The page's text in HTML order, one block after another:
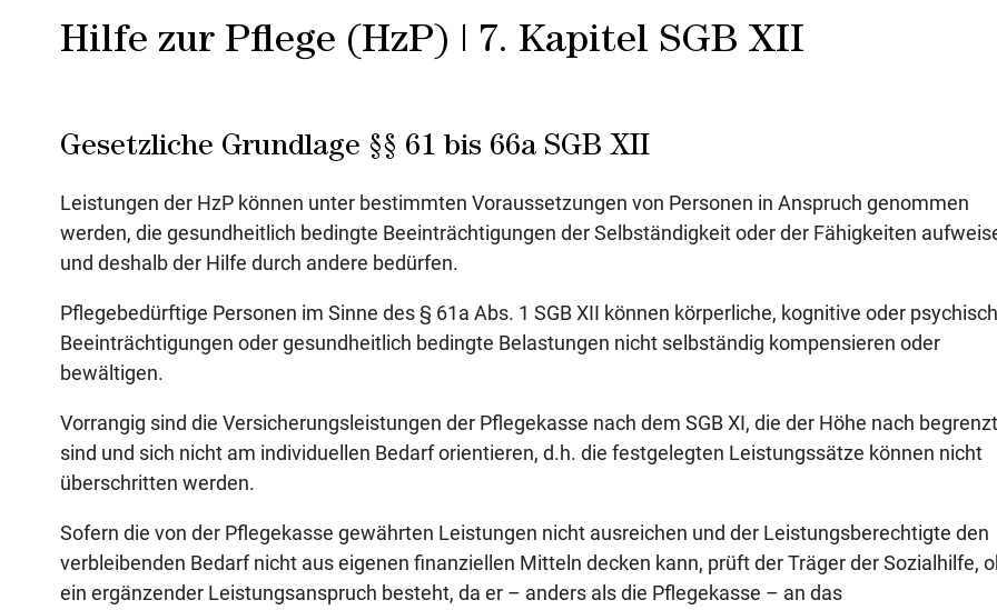
Hilfe zur Pflege (HzP) | 7. Kapitel SGB XII
Gesetzliche Grundlage §§ 61 bis 66a SGB XII
Leistungen der HzP können unter bestimmten Voraussetzungen von Personen in Anspruch genommen
werden, die gesundheitlich bedingte Beeinträchtigungen der Selbständigkeit oder der Fähigkeiten
und deshalb der Hilfe durch andere bedürfen.
Pflegebedürftige Personen im Sinne des § 61a Abs. 1 SGB XII können körperliche, kognitive oder
Beeinträchtigungen oder gesundheitlich bedingte Belastungen nicht selbständig kompensieren oder
bewältigen.
Vorrangig sind die Versicherungsleistungen der Pflegekasse nach dem SGB XI, die der Höhe nach begrenzt
sind und sich nicht am individuellen Bedarf orientieren, d.h. die festgelegten Leistungssätze können nicht
überschritten werden.
Sofern die von der Pflegekasse gewährten Leistungen nicht ausreichen und der Leistungsberechtigte den
verbleibenden Bedarf nicht aus eigenen finanziellen Mitteln decken kann, prüft der Träger der Sozialhilfe,
ein ergänzender Leistungsanspruch besteht, da er – anders als die Pflegekasse – an das